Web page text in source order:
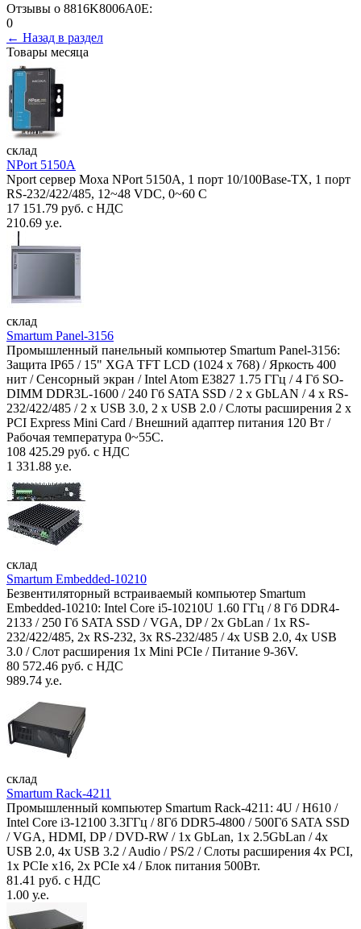
Отзывы о 8816K8006A0E:
0
← Назад в раздел
Товары месяца
склад
NPort 5150A
Nport сервер Moxa NPort 5150A, 1 порт 10/100Base-TX, 1 порт
RS-232/422/485, 12~48 VDC, 0~60 С
17 151.79 руб. с НДС
210.69 у.е.
склад
Smartum Panel-3156
Промышленный панельный компьютер Smartum Panel-3156:
Защита IP65 / 15" XGA TFT LCD (1024 x 768) / Яркость 400
нит / Сенсорный экран / Intel Atom E3827 1.75 ГГц / 4 Гб SO-
DIMM DDR3L-1600 / 240 Гб SATA SSD / 2 x GbLAN / 4 x RS-
232/422/485 / 2 x USB 3.0, 2 x USB 2.0 / Слоты расширения 2 x
PCI Express Mini Card / Внешний адаптер питания 120 Вт /
Рабочая температура 0~55C.
108 425.29 руб. с НДС
1 331.88 у.е.
склад
Smartum Embedded-10210
Безвентиляторный встраиваемый компьютер Smartum
Embedded-10210: Intel Core i5-10210U 1.60 ГГц / 8 Гб DDR4-
2133 / 250 Гб SATA SSD / VGA, DP / 2х GbLan / 1х RS-
232/422/485, 2x RS-232, 3x RS-232/485 / 4x USB 2.0, 4х USB
3.0 / Слот расширения 1x Mini PCIe / Питание 9-36V.
80 572.46 руб. с НДС
989.74 у.е.
склад
Smartum Rack-4211
Промышленный компьютер Smartum Rack-4211: 4U / H610 /
Intel Core i3-12100 3.3ГГц / 8Гб DDR5-4800 / 500Гб SATA SSD
/ VGA, HDMI, DP / DVD-RW / 1x GbLan, 1x 2.5GbLan / 4x
USB 2.0, 4x USB 3.2 / Audio / PS/2 / Слоты расширения 4x PCI,
1x PCIe x16, 2x PCIe x4 / Блок питания 500Вт.
81.41 руб. с НДС
1.00 у.е.